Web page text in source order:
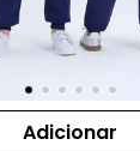
Adicionar